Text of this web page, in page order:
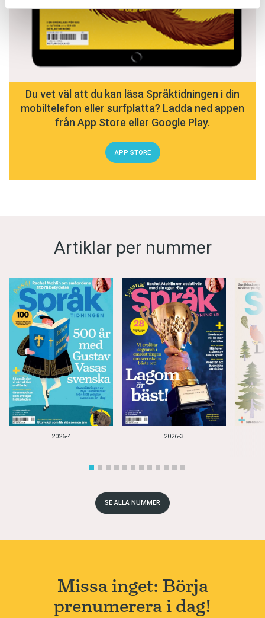
Du vet väl att du kan läsa Språktidningen i din
mobiltelefon eller surfplatta? Ladda ned appen
från App Store eller Google Play.
APP STORE
Artiklar per nummer
2026-4 2026-3
SE ALLA NUMMER
Missa inget: Börja
prenumerera i dag!